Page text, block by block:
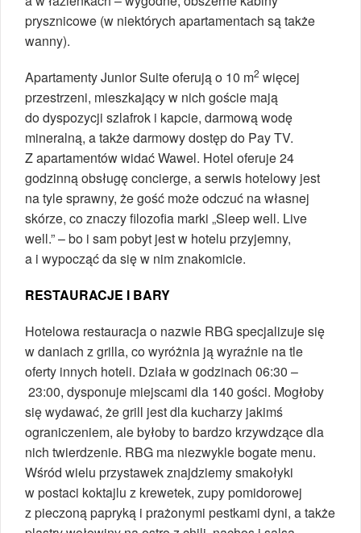
prysznicowe (w niektórych apartamentach są także
wanny).
Apartamenty Junior Suite oferują o 10 m2 więcej
przestrzeni, mieszkający w nich goście mają
do dyspozycji szlafrok i kapcie, darmową wodę
mineralną, a także darmowy dostęp do Pay TV.
Z apartamentów widać Wawel. Hotel oferuje 24
godzinną obsługę concierge, a serwis hotelowy jest
na tyle sprawny, że gość może odczuć na własnej
skórze, co znaczy filozofia marki „Sleep well. Live
well.” – bo i sam pobyt jest w hotelu przyjemny,
a i wypocząć da się w nim znakomicie.
RESTAURACJE I BARY
Hotelowa restauracja o nazwie RBG specjalizuje się
w daniach z grilla, co wyróżnia ją wyraźnie na tle
oferty innych hoteli. Działa w godzinach 06:30 –
23:00, dysponuje miejscami dla 140 gości. Mogłoby
się wydawać, że grill jest dla kucharzy jakimś
ograniczeniem, ale byłoby to bardzo krzywdzące dla
nich twierdzenie. RBG ma niezwykle bogate menu.
Wśród wielu przystawek znajdziemy smakołyki
w postaci koktajlu z krewetek, zupy pomidorowej
z pieczoną papryką i prażonymi pestkami dyni, a także